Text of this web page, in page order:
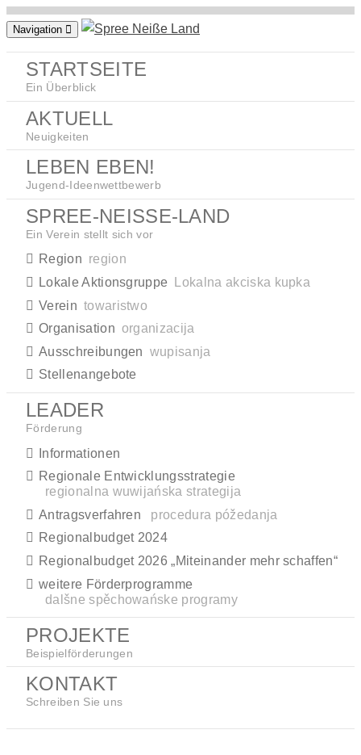
Zum
springen
Navigation
STARTSEITE
Ein Überblick
AKTUELL
Neuigkeiten
LEBEN EBEN!
Jugend-Ideenwettbewerb
SPREE-NEISSE-LAND
Ein Verein stellt sich vor
Region region
Lokale Aktionsgruppe
Lokalna akciska kupka
Verein towaristwo
Organisation organizacija
Ausschreibungen wupisanja
Stellenangebote
LEADER
Förderung
Informationen
Regionale Entwicklungsstrategie
regionalna wuwijańska strategija
Antragsverfahren
procedura póžedanja
Regionalbudget 2024
Regionalbudget 2026 „Miteinander mehr schaffen“
weitere Förderprogramme
dalšne spěchowańske programy
PROJEKTE
Beispielförderungen
KONTAKT
Schreiben Sie uns